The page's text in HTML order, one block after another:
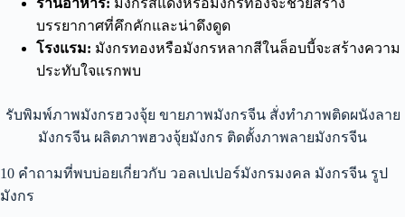
ร้านอาหาร: มังกรสีแดงหรือมังกรทองจะช่วยสร้าง
บรรยากาศที่คึกคักและน่าดึงดูด
โรงแรม: มังกรทองหรือมังกรหลากสีในล็อบบี้จะสร้างความ
ประทับใจแรกพบ
รับพิมพ์ภาพมังกรฮวงจุ้ย ขายภาพมังกรจีน สั่งทำภาพติดผนังลาย
มังกรจีน ผลิตภาพฮวงจุ้ยมังกร ติดตั้งภาพลายมังกรจีน
10 คำถามที่พบบ่อยเกี่ยวกับ วอลเปเปอร์มังกรมงคล มังกรจีน รูป
มังกร